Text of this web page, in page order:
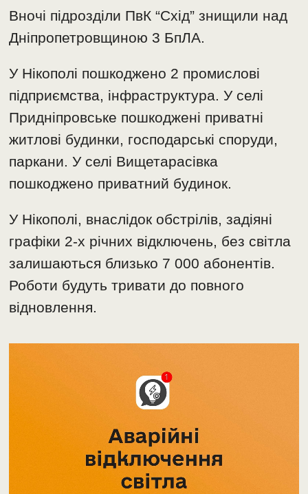
Вночі підрозділи ПвК “Схід” знищили над
Дніпропетровщиною 3 БпЛА.
У Нікополі пошкоджено 2 промислові
підприємства, інфраструктура. У селі
Придніпровське пошкоджені приватні
житлові будинки, господарські споруди,
паркани. У селі Вищетарасівка
пошкоджено приватний будинок.
У Нікополі, внаслідок обстрілів, задіяні
графіки 2-х річних відключень, без світла
залишаються близько 7 000 абонентів.
Роботи будуть тривати до повного
відновлення.